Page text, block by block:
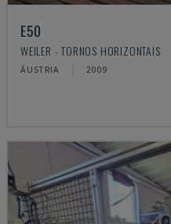
E50
WEILER - TORNOS HORIZONTAIS
ÁUSTRIA 2009